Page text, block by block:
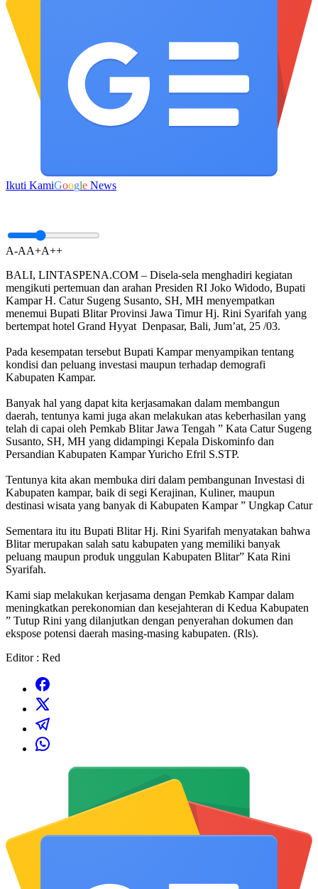
Ikuti KamiGoogle News
A-AA+A++
BALI, LINTASPENA.COM – Disela-sela menghadiri kegiatan
mengikuti pertemuan dan arahan Presiden RI Joko Widodo, Bupati
Kampar H. Catur Sugeng Susanto, SH, MH menyempatkan
menemui Bupati Blitar Provinsi Jawa Timur Hj. Rini Syarifah yang
bertempat hotel Grand Hyyat Denpasar, Bali, Jum’at, 25 /03.
Pada kesempatan tersebut Bupati Kampar menyampikan tentang
kondisi dan peluang investasi maupun terhadap demografi
Kabupaten Kampar.
Banyak hal yang dapat kita kerjasamakan dalam membangun
daerah, tentunya kami juga akan melakukan atas keberhasilan yang
telah di capai oleh Pemkab Blitar Jawa Tengah ” Kata Catur Sugeng
Susanto, SH, MH yang didampingi Kepala Diskominfo dan
Persandian Kabupaten Kampar Yuricho Efril S.STP.
Tentunya kita akan membuka diri dalam pembangunan Investasi di
Kabupaten kampar, baik di segi Kerajinan, Kuliner, maupun
destinasi wisata yang banyak di Kabupaten Kampar ” Ungkap Catur
Sementara itu itu Bupati Blitar Hj. Rini Syarifah menyatakan bahwa
Blitar merupakan salah satu kabupaten yang memiliki banyak
peluang maupun produk unggulan Kabupaten Blitar” Kata Rini
Syarifah.
Kami siap melakukan kerjasama dengan Pemkab Kampar dalam
meningkatkan perekonomian dan kesejahteran di Kedua Kabupaten
” Tutup Rini yang dilanjutkan dengan penyerahan dokumen dan
ekspose potensi daerah masing-masing kabupaten. (Rls).
Editor : Red